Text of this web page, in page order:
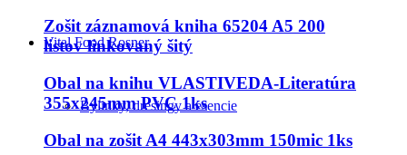
Vital Food Rosner
Bylinky, dresingy a esencie
Zošit záznamová kniha 65204 A5 200
listov linkovaný šitý
Obal na knihu VLASTIVEDA-Literatúra
355x245mm PVC 1ks
Obal na zošit A4 443x303mm 150mic 1ks